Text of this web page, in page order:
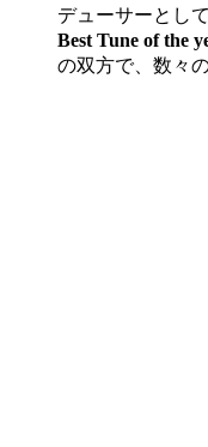
デューサーとし
Best Tune of the
の双方で、数々